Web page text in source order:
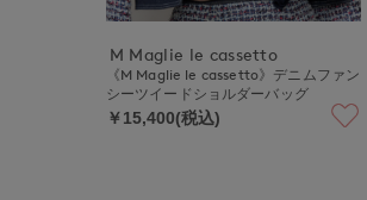
M Maglie le cassetto
《M Maglie le cassetto》デニムファン
シーツイードショルダーバッグ
￥15,400(税込)